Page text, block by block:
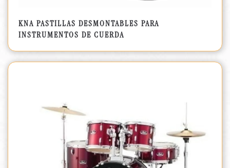
KNA PASTILLAS DESMONTABLES PARA
INSTRUMENTOS DE CUERDA